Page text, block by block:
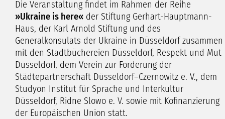
Die Veranstaltung findet im Rahmen der Reihe
»Ukraine is here« der Stiftung Gerhart-Hauptmann-
Haus, der Karl Arnold Stiftung und des
Generalkonsulats der Ukraine in Düsseldorf zusammen
mit den Stadtbüchereien Düsseldorf, Respekt und Mut
Düsseldorf, dem Verein zur Förderung der
Städtepartnerschaft Düsseldorf–Czernowitz e. V., dem
Studyon Institut für Sprache und Interkultur
Düsseldorf, Ridne Slowo e. V. sowie mit Kofinanzierung
der Europäischen Union statt.